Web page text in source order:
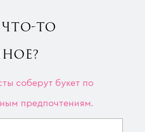
ТО
соберут букет по
предпочтениям.